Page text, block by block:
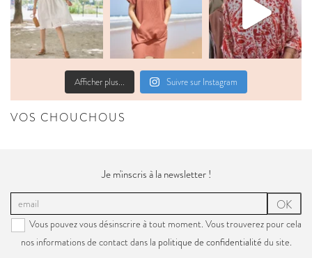
Afficher plus... Suivre sur Instagram
VOS CHOUCHOUS
Je m'inscris à la newsletter !
OK
Vous pouvez vous désinscrire à tout moment. Vous trouverez pour cela
nos informations de contact dans la politique de confidentialité du site.